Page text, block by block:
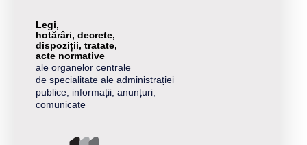
Legi,
hotărâri, decrete,
dispoziții, tratate,
acte normative
ale organelor centrale
de specialitate ale administrației
publice, informații, anunțuri,
comunicate